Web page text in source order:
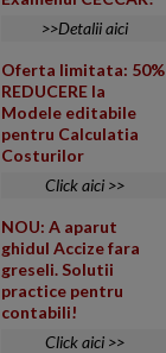
>>Detalii aici
Oferta limitata: 50%
REDUCERE la
Modele editabile
pentru Calculatia
Costurilor
Click aici >>
NOU: A aparut
ghidul Accize fara
greseli. Solutii
practice pentru
contabili!
Click aici >>